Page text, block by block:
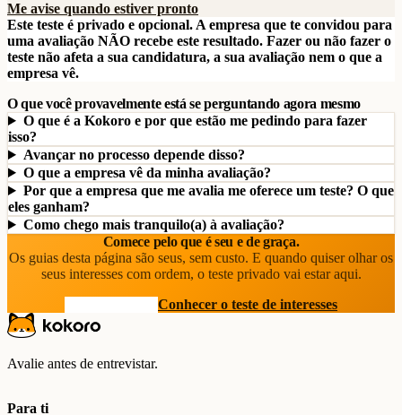
Me avise quando estiver pronto
Este teste é privado e opcional. A empresa que te convidou para
uma avaliação NÃO recebe este resultado. Fazer ou não fazer o
teste não afeta a sua candidatura, a sua avaliação nem o que a
empresa vê.
O que você provavelmente está se perguntando agora mesmo
O que é a Kokoro e por que estão me pedindo para fazer
isso?
Avançar no processo depende disso?
O que a empresa vê da minha avaliação?
Por que a empresa que me avalia me oferece um teste? O que
eles ganham?
Como chego mais tranquilo(a) à avaliação?
Comece pelo que é seu e de graça.
Os guias desta página são seus, sem custo. E quando quiser olhar os
seus interesses com ordem, o teste privado vai estar aqui.
Conhecer o teste de interesses
Avalie antes de entrevistar.
Para ti